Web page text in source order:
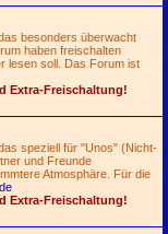
besonders überwacht
haben freischalten
lesen soll. Das Forum ist
Extra-Freischaltung!
speziell für "Unos" (Nicht-
und Freunde
Atmosphäre. Für die
Extra-Freischaltung!